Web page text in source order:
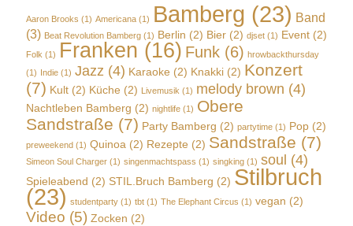
Aaron Brooks (1) Americana (1) Bamberg (23) Band
(3) Beat Revolution Bamberg (1) Berlin (2) Bier (2) djset (1) Event (2)
Folk (1) Franken (16) Funk (6) hrowbackthursday
(1) Indie (1) Jazz (4) Karaoke (2) Knakki (2) Konzert
(7) Kult (2) Küche (2) Livemusik (1) melody brown (4)
Nachtleben Bamberg (2) nightlife (1) Obere
Sandstraße (7) Party Bamberg (2) partytime (1) Pop (2)
preweekend (1) Quinoa (2) Rezepte (2) Sandstraße (7)
Simeon Soul Charger (1) singenmachtspass (1) singking (1) soul (4)
Spieleabend (2) STIL.Bruch Bamberg (2) Stilbruch
(23) studentparty (1) tbt (1) The Elephant Circus (1) vegan (2)
Video (5) Zocken (2)